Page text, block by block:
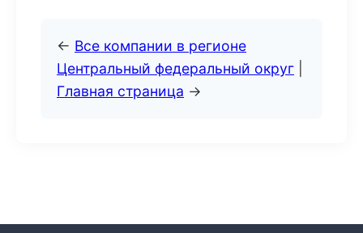
← Все компании в регионе
Центральный федеральный округ
Главная страница →